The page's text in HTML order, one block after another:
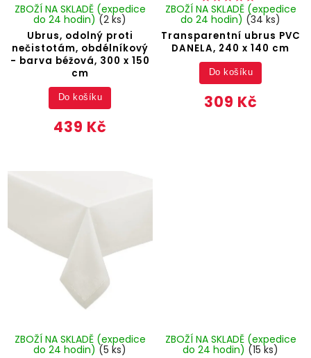
Ubrus, odolný proti
nečistotám, obdélníkový
- barva béžová, 300 x 150
cm
ZBOŽÍ NA SKLADĚ (expedice
do 24 hodin) (2 ks)
439 Kč
Do košíku
Transparentní ubrus PVC
DANELA, 240 x 140 cm
ZBOŽÍ NA SKLADĚ (expedice
do 24 hodin) (34 ks)
309 Kč
Do košíku
ZBOŽÍ NA SKLADĚ (expedice
do 24 hodin) (5 ks)
ZBOŽÍ NA SKLADĚ (expedice
do 24 hodin) (15 ks)